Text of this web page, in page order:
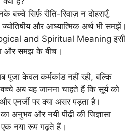
बच्चे सिर्फ़ रीति-रिवाज़ न दोहराएँ,
और आध्यात्मिक अर्थ भी समझें।
and Spiritual Meaning इसी
और समझ के बीच।
केवल कर्मकांड नहीं रही, बल्कि
अब यह जानना चाहते हैं कि सूर्य को
एनर्जी पर क्या असर पड़ता है।
का अनुभव और नयी पीढ़ी की जिज्ञासा
एक नया रूप गढ़ते हैं।